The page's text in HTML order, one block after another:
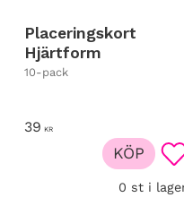
Placeringskort
Hjärtform
10-pack
39 KR
0 st i
KÖP